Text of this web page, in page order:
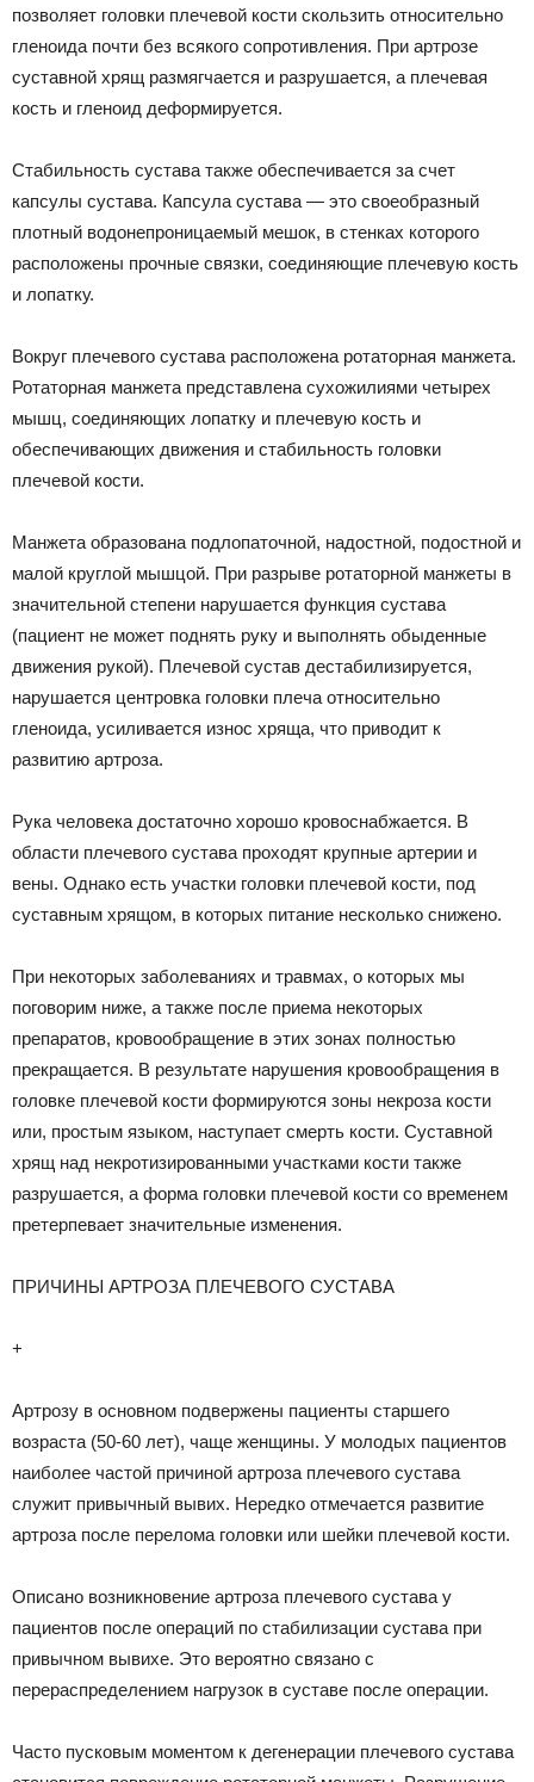
позволяет головки плечевой кости скользить относительно
гленоида почти без всякого сопротивления. При артрозе
суставной хрящ размягчается и разрушается, а плечевая
кость и гленоид деформируется.
Стабильность сустава также обеспечивается за счет
капсулы сустава. Капсула сустава — это своеобразный
плотный водонепроницаемый мешок, в стенках которого
расположены прочные связки, соединяющие плечевую кость
и лопатку.
Вокруг плечевого сустава расположена ротаторная манжета.
Ротаторная манжета представлена сухожилиями четырех
мышц, соединяющих лопатку и плечевую кость и
обеспечивающих движения и стабильность головки
плечевой кости.
Манжета образована подлопаточной, надостной, подостной и
малой круглой мышцой. При разрыве ротаторной манжеты в
значительной степени нарушается функция сустава
(пациент не может поднять руку и выполнять обыденные
движения рукой). Плечевой сустав дестабилизируется,
нарушается центровка головки плеча относительно
гленоида, усиливается износ хряща, что приводит к
развитию артроза.
Рука человека достаточно хорошо кровоснабжается. В
области плечевого сустава проходят крупные артерии и
вены. Однако есть участки головки плечевой кости, под
суставным хрящом, в которых питание несколько снижено.
При некоторых заболеваниях и травмах, о которых мы
поговорим ниже, а также после приема некоторых
препаратов, кровообращение в этих зонах полностью
прекращается. В результате нарушения кровообращения в
головке плечевой кости формируются зоны некроза кости
или, простым языком, наступает смерть кости. Суставной
хрящ над некротизированными участками кости также
разрушается, а форма головки плечевой кости со временем
претерпевает значительные изменения.
ПРИЧИНЫ АРТРОЗА ПЛЕЧЕВОГО СУСТАВА
+
Артрозу в основном подвержены пациенты старшего
возраста (50-60 лет), чаще женщины. У молодых пациентов
наиболее частой причиной артроза плечевого сустава
служит привычный вывих. Нередко отмечается развитие
артроза после перелома головки или шейки плечевой кости.
Описано возникновение артроза плечевого сустава у
пациентов после операций по стабилизации сустава при
привычном вывихе. Это вероятно связано с
перераспределением нагрузок в суставе после операции.
Часто пусковым моментом к дегенерации плечевого сустава